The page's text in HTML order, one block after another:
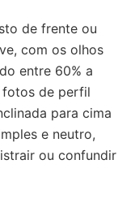
de frente ou
com os olhos
entre 60% a
fotos de perfil
para cima
e neutro,
ou confundir